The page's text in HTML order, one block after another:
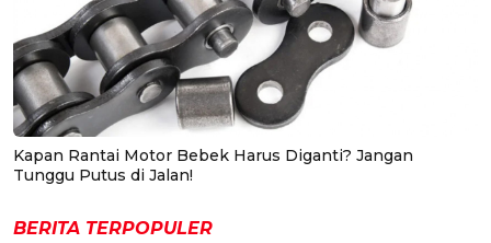
Kapan Rantai Motor Bebek Harus Diganti? Jangan
Tunggu Putus di Jalan!
BERITA TERPOPULER